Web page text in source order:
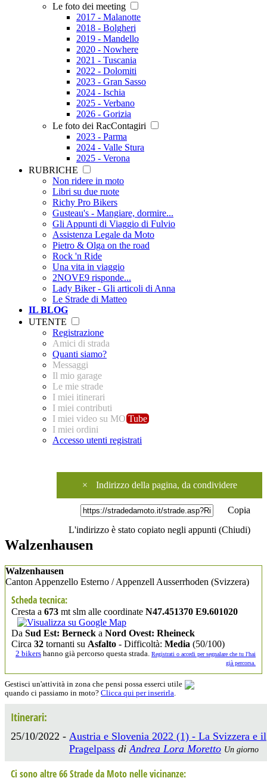
Le foto dei meeting
2017 - Malanotte
2018 - Bolgheri
2019 - Mandello
2020 - Nowhere
2021 - Tuscania
2022 - Dolomiti
2023 - Gran Sasso
2024 - Ischia
2025 - Verbano
2026 - Gorizia
Le foto dei RacContagiri
2023 - Parma
2024 - Valle Stura
2025 - Verona
RUBRICHE
Non ridere in moto
Libri su due ruote
Richy Pro Bikers
Gusteau's - Mangiare, dormire...
Gli Appunti di Viaggio di Fulvio
Assistenza Legale da Moto
Pietro & Olga on the road
Rock 'n Ride
Una vita in viaggio
2NOVE9 risponde...
Lady Biker - Gli articoli di Anna
Le Strade di Matteo
IL BLOG
UTENTE
Registrazione
Amici di strada
Quanti siamo?
Messaggi
Il mio garage
Le mie strade
I miei itinerari
I miei contributi
I miei video su MO Tube
I miei ordini
Accesso utenti registrati
× Indirizzo della pagina, da condividere
Copia
L'indirizzo è stato copiato negli appunti (Chiudi)
Walzenhausen
Walzenhausen
Canton Appenzello Esterno / Appenzell Ausserrhoden (Svizzera)
Scheda tecnica:
Cresta a 673 mt slm alle coordinate N47.451370 E9.601020
Da Sud Est: Berneck a Nord Ovest: Rheineck
Circa 32 tornanti su Asfalto - Difficoltà: Media (50/100)
2 bikers hanno già percorso questa strada. Registrati o accedi per segnalare che tu l'hai
già percorsa.
Gestisci un'attività in zona che pensi possa esserci utile
quando ci passiamo in moto? Clicca qui per inserirla.
Itinerari:
25/10/2022 - Austria e Slovenia 2022 (1) - La Svizzera e il
Pragelpass di Andrea Lora Moretto Un giorno
Ci sono altre 66 Strade da Moto nelle vicinanze: